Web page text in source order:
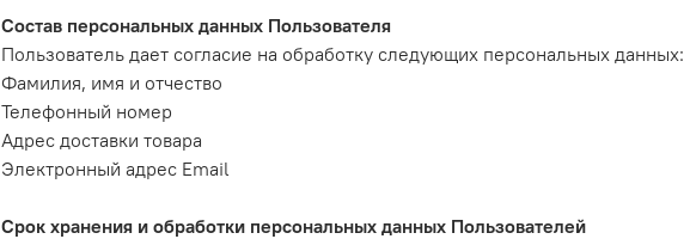
Состав персональных данных Пользователя
Пользователь дает согласие на обработку следующих персональных данных:
Фамилия, имя и отчество
Телефонный номер
Адрес доставки товара
Электронный адрес Email
Срок хранения и обработки персональных данных Пользователей